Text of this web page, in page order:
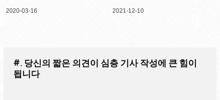
2020-03-16 2021-12-10
#. 당신의 짧은 의견이 심층 기사 작성에 큰 힘이
됩니다